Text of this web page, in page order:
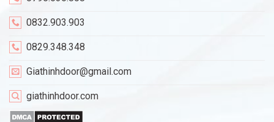
0832.903.903
0829.348.348
Giathinhdoor@gmail.com
giathinhdoor.com